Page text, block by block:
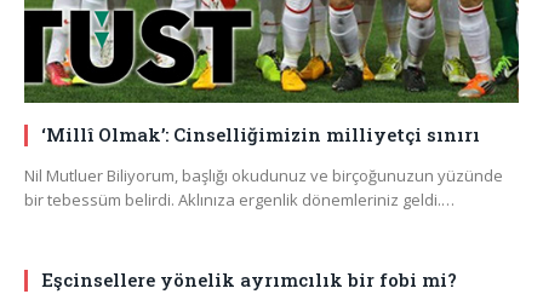
‘Millî Olmak’: Cinselliğimizin milliyetçi sınırı
Nil Mutluer Biliyorum, başlığı okudunuz ve birçoğunuzun yüzünde
bir tebessüm belirdi. Aklınıza ergenlik dönemleriniz geldi.…
Eşcinsellere yönelik ayrımcılık bir fobi mi?